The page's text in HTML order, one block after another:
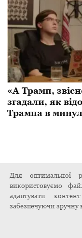
«А Трамп,
згадали, як
Трампа в
Для оптимальної
використовуємо
адаптувати
забезпечуючи зручну